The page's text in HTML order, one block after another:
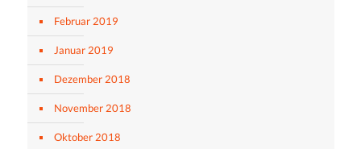
Februar 2019
Januar 2019
Dezember 2018
November 2018
Oktober 2018